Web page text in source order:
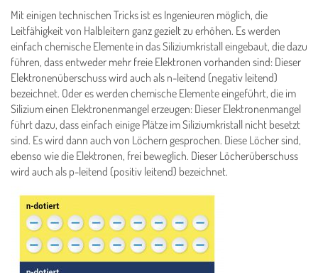
Mit einigen technischen Tricks ist es Ingenieuren möglich, die
Leitfähigkeit von Halbleitern ganz gezielt zu erhöhen. Es werden
einfach chemische Elemente in das Siliziumkristall eingebaut, die dazu
führen, dass entweder mehr freie Elektronen vorhanden sind: Dieser
Elektronenüberschuss wird auch als n-leitend (negativ leitend)
bezeichnet. Oder es werden chemische Elemente eingeführt, die im
Silizium einen Elektronenmangel erzeugen: Dieser Elektronenmangel
führt dazu, dass einfach einige Plätze im Siliziumkristall nicht besetzt
sind. Es wird dann auch von Löchern gesprochen. Diese Löcher sind,
ebenso wie die Elektronen, frei beweglich. Dieser Löcherüberschuss
wird auch als p-leitend (positiv leitend) bezeichnet.